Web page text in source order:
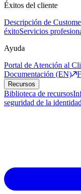
Éxitos del cliente
Descripción de
éxitoServicios
Ayuda
Portal de Atención al
Documentación (EN)
Recursos
Biblioteca de recursos
seguridad de la identidad